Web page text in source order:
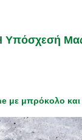
Υπόσχεσή
με μπρόκολο και